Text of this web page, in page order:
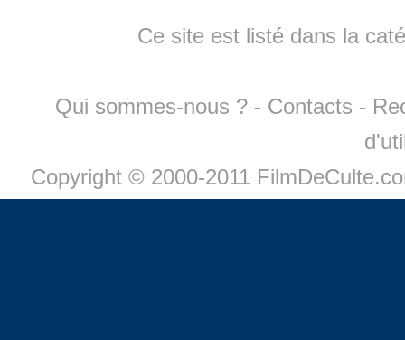
Ce site est listé dans la
Qui sommes-nous ? - Contacts -
Copyright © 2000-2011